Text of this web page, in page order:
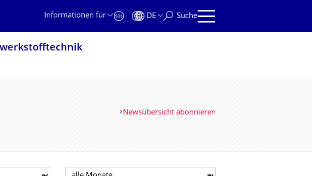
Informationen für
DE Suche
Newsübersicht abonnieren
Monat auswählen